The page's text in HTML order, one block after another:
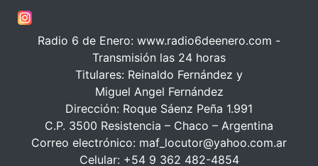
Radio 6 de Enero: www.radio6deenero.com -
Transmisión las 24 horas
Titulares: Reinaldo Fernández y
Miguel Angel Fernández
Dirección: Roque Sáenz Peña 1.991
C.P. 3500 Resistencia – Chaco – Argentina
Correo electrónico: maf_locutor@yahoo.com.ar
Celular: +54 9 362 482-4854